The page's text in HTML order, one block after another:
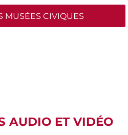
MUSÉES CIVIQUES
AUDIO ET VIDÉO